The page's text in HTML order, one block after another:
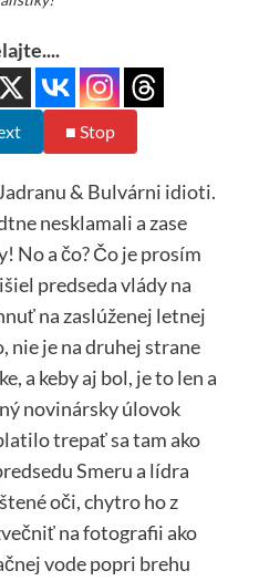
■ Stop
& Bulvárni idioti.
nesklamali a zase
No a čo? Čo je prosím
predseda vlády na
na zaslúženej letnej
nie je na druhej strane
a keby aj bol, je to len a
novinársky úlovok
trepať sa tam ako
Smeru a lídra
oči, chytro ho z
na fotografii ako
vode popri brehu